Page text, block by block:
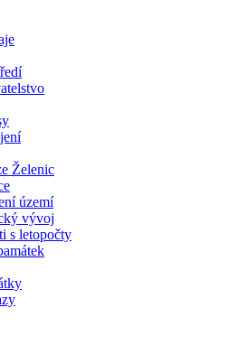
Želenic
území
vývoj
s letopočty